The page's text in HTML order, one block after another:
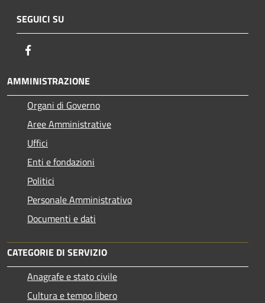
SEGUICI SU
AMMINISTRAZIONE
Organi di Governo
Aree Amministrative
Uffici
Enti e fondazioni
Politici
Personale Amministrativo
Documenti e dati
CATEGORIE DI SERVIZIO
Anagrafe e stato civile
Cultura e tempo libero